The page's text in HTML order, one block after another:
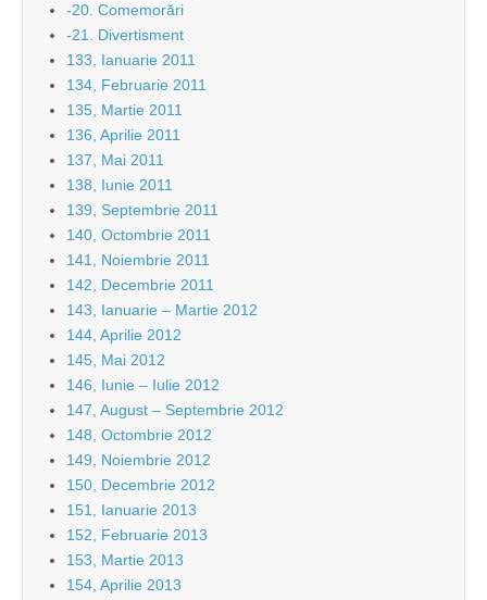
-20. Comemorări
-21. Divertisment
133, Ianuarie 2011
134, Februarie 2011
135, Martie 2011
136, Aprilie 2011
137, Mai 2011
138, Iunie 2011
139, Septembrie 2011
140, Octombrie 2011
141, Noiembrie 2011
142, Decembrie 2011
143, Ianuarie – Martie 2012
144, Aprilie 2012
145, Mai 2012
146, Iunie – Iulie 2012
147, August – Septembrie 2012
148, Octombrie 2012
149, Noiembrie 2012
150, Decembrie 2012
151, Ianuarie 2013
152, Februarie 2013
153, Martie 2013
154, Aprilie 2013